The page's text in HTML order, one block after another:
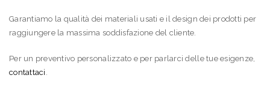
Garantiamo la qualità dei materiali usati e il design dei prodotti per
raggiungere la massima soddisfazione del cliente.
Per un preventivo personalizzato e per parlarci delle tue esigenze,
contattaci